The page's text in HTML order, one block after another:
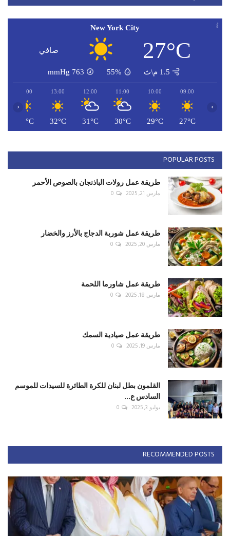
New York City
27°C صافي
1.5 م\ث 55%
763
mmHg
09:00
27°C
10:00
29°C
11:00
30°C
12:00
31°C
13:00
32°C
14:00
33°C
‹ ›
POPULAR POSTS
طريقة عمل رولات الباذنجان بالصوص الأحمر
مارس 21, 2025 0
طريقة عمل شوربة الدجاج بالأرز والخضار
مارس 20, 2025 0
طريقة عمل شاورما اللحمة
مارس 18, 2025 0
طريقة عمل صيادية السمك
مارس 19, 2025 0
القلمون بطل لبنان للكرة الطائرة للسيدات للموسم
السادس ع...
يوليو 3, 2025 0
RECOMMENDED POSTS